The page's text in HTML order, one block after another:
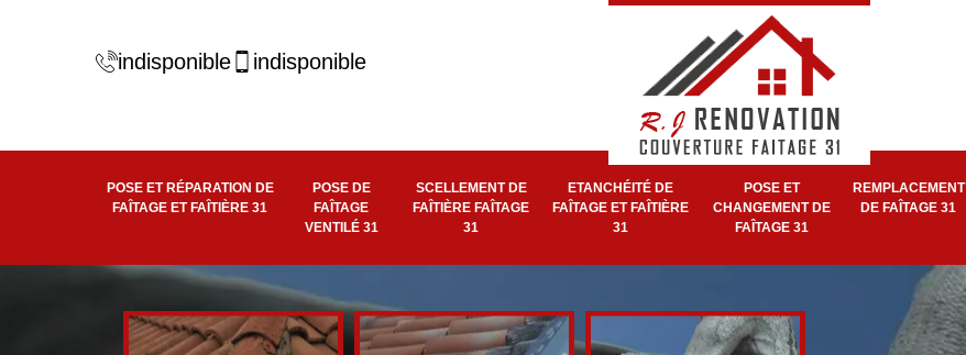
indisponible indisponible
POSE ET RÉPARATION DE
FAÎTAGE ET FAÎTIÈRE 31
POSE DE
FAÎTAGE
VENTILÉ 31
SCELLEMENT DE
FAÎTIÈRE FAÎTAGE
31
ETANCHÉITÉ DE
FAÎTAGE ET FAÎTIÈRE
31
POSE ET
CHANGEMENT DE
FAÎTAGE 31
REMPLACEMENT
DE FAÎTAGE 31